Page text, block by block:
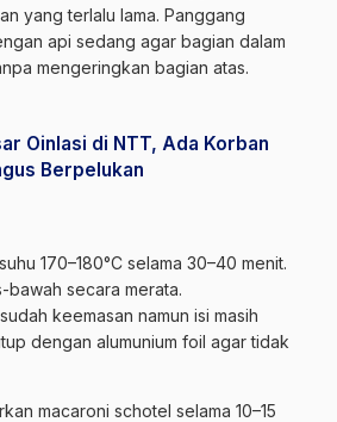
yang terlalu lama. Panggang
api sedang agar bagian dalam
mengeringkan bagian atas.
Oinlasi di NTT, Ada Korban
Berpelukan
170–180°C selama 30–40 menit.
bawah secara merata.
keemasan namun isi masih
dengan alumunium foil agar tidak
macaroni schotel selama 10–15